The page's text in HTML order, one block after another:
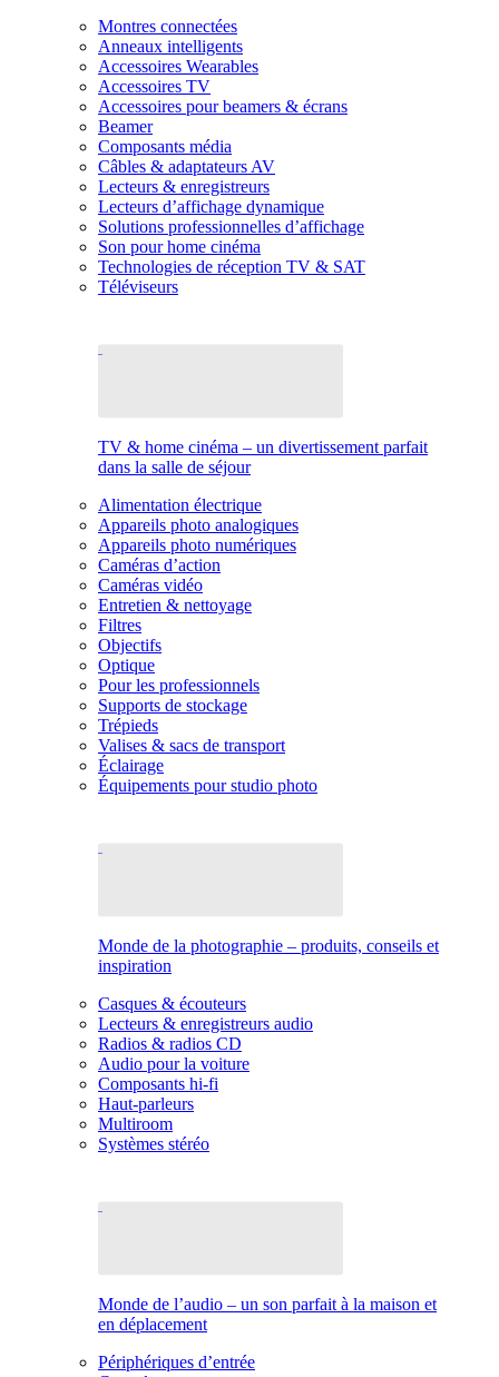
Montres connectées
Anneaux intelligents
Accessoires Wearables
Accessoires TV
Accessoires pour beamers & écrans
Beamer
Composants média
Câbles & adaptateurs AV
Lecteurs & enregistreurs
Lecteurs d’affichage dynamique
Solutions professionnelles d’affichage
Son pour home cinéma
Technologies de réception TV & SAT
Téléviseurs
TV & home cinéma – un divertissement parfait
dans la salle de séjour
Alimentation électrique
Appareils photo analogiques
Appareils photo numériques
Caméras d’action
Caméras vidéo
Entretien & nettoyage
Filtres
Objectifs
Optique
Pour les professionnels
Supports de stockage
Trépieds
Valises & sacs de transport
Éclairage
Équipements pour studio photo
Monde de la photographie – produits, conseils et
inspiration
Casques & écouteurs
Lecteurs & enregistreurs audio
Radios & radios CD
Audio pour la voiture
Composants hi-fi
Haut-parleurs
Multiroom
Systèmes stéréo
Monde de l’audio – un son parfait à la maison et
en déplacement
Périphériques d’entrée